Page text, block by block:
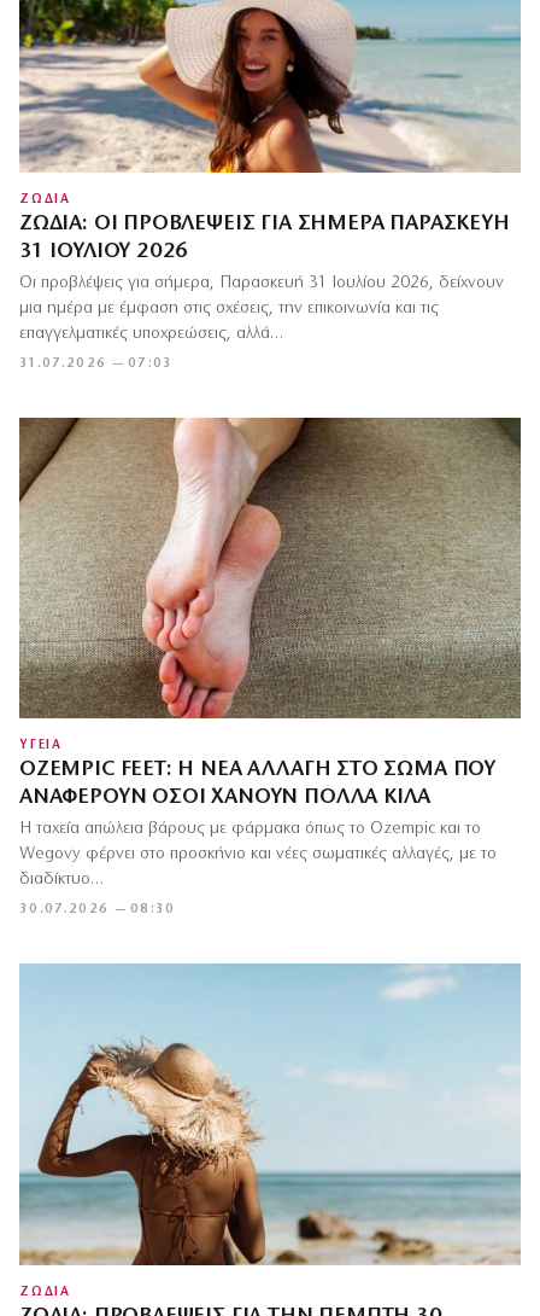
ΖΩΔΙΑ
ΖΏΔΙΑ: ΟΙ ΠΡΟΒΛΈΨΕΙΣ ΓΙΑ ΣΉΜΕΡΑ ΠΑΡΑΣΚΕΥΉ
31 ΙΟΥΛΊΟΥ 2026
31.07.2026 — 07:03
Οι προβλέψεις για σήμερα, Παρασκευή 31 Ιουλίου 2026, δείχνουν
μια ημέρα με έμφαση στις σχέσεις, την επικοινωνία και τις
επαγγελματικές υποχρεώσεις, αλλά…
ΥΓΕΙΑ
OZEMPIC FEET: Η ΝΈΑ ΑΛΛΑΓΉ ΣΤΟ ΣΏΜΑ ΠΟΥ
ΑΝΑΦΈΡΟΥΝ ΌΣΟΙ ΧΆΝΟΥΝ ΠΟΛΛΆ ΚΙΛΆ
30.07.2026 — 08:30
Η ταχεία απώλεια βάρους με φάρμακα όπως το Ozempic και το
Wegovy φέρνει στο προσκήνιο και νέες σωματικές αλλαγές, με το
διαδίκτυο…
ΖΩΔΙΑ